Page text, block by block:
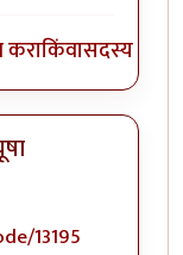
कराकिंवासदस्य व्हा
लेख आहे!
13195